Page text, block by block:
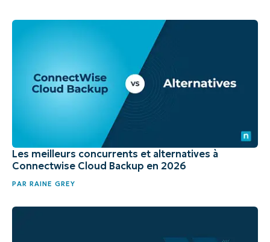
Les meilleurs concurrents et alternatives à
Connectwise Cloud Backup en 2026
PAR RAINE GREY